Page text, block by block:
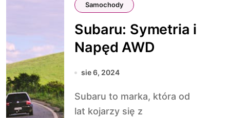
Samochody
Subaru: Symetria i
Napęd AWD
sie 6, 2024
Subaru to marka, która od
lat kojarzy się z